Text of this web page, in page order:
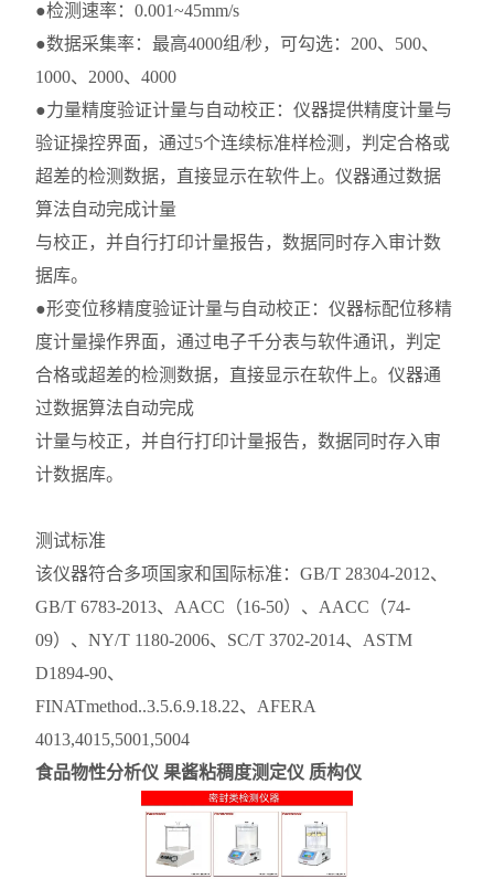
●检测速率：0.001~45mm/s
●数据采集率：最高4000组/秒，可勾选：200、500、
1000、2000、4000
●力量精度验证计量与自动校正：仪器提供精度计量与
验证操控界面，通过5个连续标准样检测，判定合格或
超差的检测数据，直接显示在软件上。仪器通过数据
算法自动完成计量
与校正，并自行打印计量报告，数据同时存入审计数
据库。
●形变位移精度验证计量与自动校正：仪器标配位移精
度计量操作界面，通过电子千分表与软件通讯，判定
合格或超差的检测数据，直接显示在软件上。仪器通
过数据算法自动完成
计量与校正，并自行打印计量报告，数据同时存入审
计数据库。
测试标准
该仪器符合多项国家和国际标准：GB/T 28304-2012、
GB/T 6783-2013、AACC（16-50）、AACC（74-
09）、NY/T 1180-2006、SC/T 3702-2014、ASTM
D1894-90、
FINATmethod..3.5.6.9.18.22、AFERA
4013,4015,5001,5004
食品物性分析仪 果酱粘稠度测定仪 质构仪